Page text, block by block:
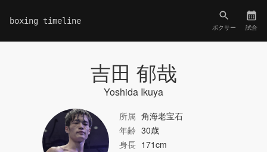
boxing timeline
ボクサー 試合
吉田 郁哉
Yoshida Ikuya
所属 角海老宝石
年齢 30歳
身長 171cm